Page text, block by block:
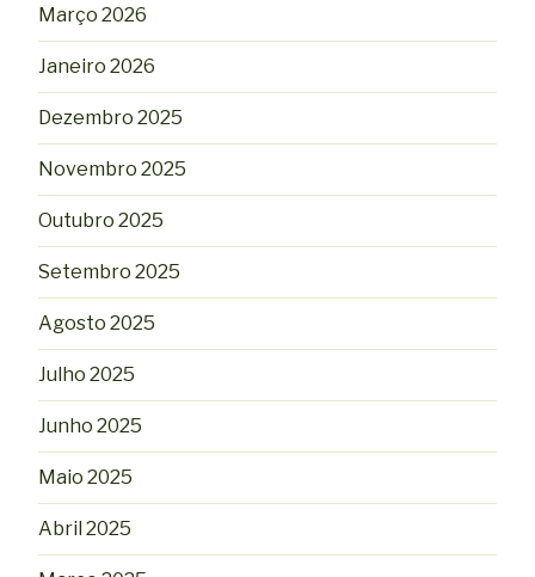
Março 2026
Janeiro 2026
Dezembro 2025
Novembro 2025
Outubro 2025
Setembro 2025
Agosto 2025
Julho 2025
Junho 2025
Maio 2025
Abril 2025